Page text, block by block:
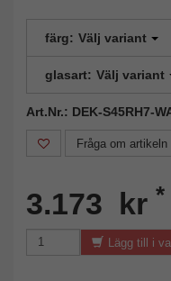
färg: Välj variant
glasart: Välj variant
Art.Nr.: DEK-S45RH7-
Fråga om artikeln
3.173 kr *
Lägg till i